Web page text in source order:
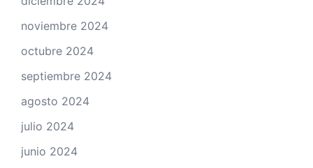
noviembre 2024
octubre 2024
septiembre 2024
agosto 2024
julio 2024
junio 2024